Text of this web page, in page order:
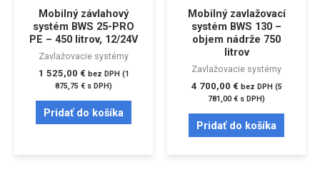
Mobilný závlahový
systém BWS 25-PRO
PE – 450 litrov, 12/24V
Zavlažovacie systémy
1 525,00 € bez DPH (1
875,75 € s DPH)
Pridať do košíka
Mobilný zavlažovací
systém BWS 130 –
objem nádrže 750
litrov
Zavlažovacie systémy
4 700,00 € bez DPH (5
781,00€ s DPH)
Pridať do košíka